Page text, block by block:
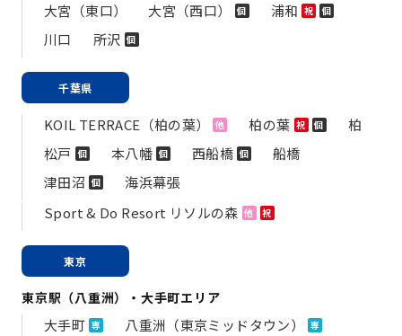
大宮（東口） 大宮（西口） 個 浦和 祝 個
川口 所沢 個
千葉県
KOIL TERRACE（柏の葉） 他 柏の葉 祝 個
柏
松戸 個 本八幡 個 西船橋 個
船橋
津田沼 個
海浜幕張
Sport & Do Resort リソルの森 他 祝
東京
東京駅（八重洲）・大手町エリア
大手町 専 八重洲（東京ミッドタウン） 専